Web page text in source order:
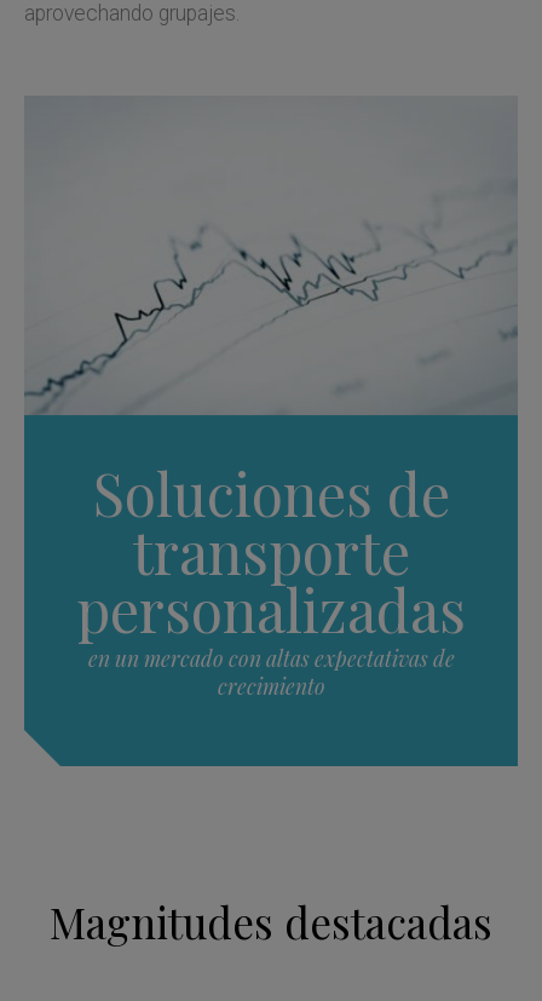
aprovechando grupajes.
Soluciones de
transporte
personalizadas
en un mercado con altas expectativas de
crecimiento
Magnitudes destacadas